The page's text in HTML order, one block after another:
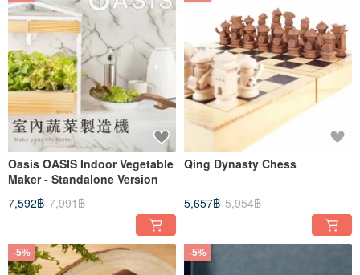
Oasis OASIS Indoor Vegetable
Maker - Standalone Version
7,592฿ 7,991฿
Qing Dynasty Chess
5,657฿ 5,954฿
-5% -5%